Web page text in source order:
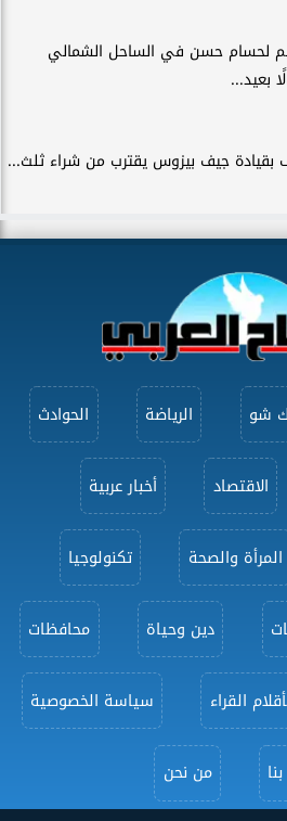
لحسام حسن في الساحل الشمالي
بعيد...
بقيادة جيف بيزوس يقترب من شراء ثلث...
شو الرياضة الحوادث
الاقتصاد أخبار عربية
المرأة والصحة تكنولوجيا
دين وحياة محافظات
القراء سياسة الخصوصية
من نحن